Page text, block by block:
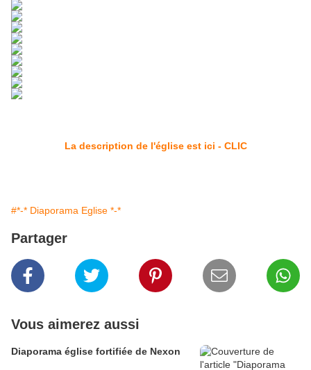
La description de l'église est ici - CLIC
#*-* Diaporama Eglise *-*
Partager
Vous aimerez aussi
Diaporama église fortifiée de Nexon